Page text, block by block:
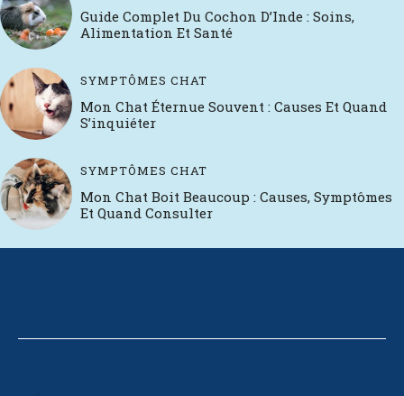
Guide Complet Du Cochon D’Inde : Soins,
Alimentation Et Santé
SYMPTÔMES CHAT
Mon Chat Éternue Souvent : Causes Et Quand
S’inquiéter
SYMPTÔMES CHAT
Mon Chat Boit Beaucoup : Causes, Symptômes
Et Quand Consulter